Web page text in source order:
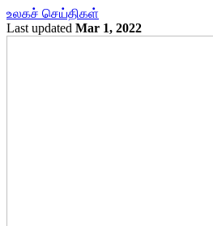
உலகச் செய்திகள்
Last updated Mar 1, 2022